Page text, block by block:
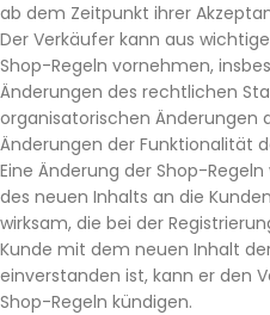
ab dem Zeitpunkt ihrer
Der Verkäufer kann aus
Shop-Regeln vornehmen,
Änderungen des rechtlichen
organisatorischen Änderungen
Änderungen der Funktionalität
Eine Änderung der Shop-
des neuen Inhalts an die
wirksam, die bei der
Kunde mit dem neuen Inhalt
einverstanden ist, kann er den
Shop-Regeln kündigen.